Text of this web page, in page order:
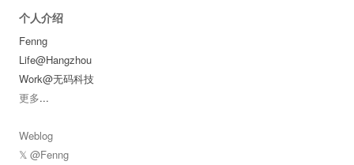
个人介绍
Fenng
Life@Hangzhou
Work@无码科技
更多...
Weblog
𝕏 @Fenng